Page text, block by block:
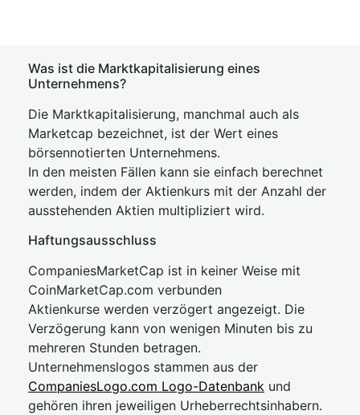
Was ist die Marktkapitalisierung eines
Unternehmens?
Die Marktkapitalisierung, manchmal auch als
Marketcap bezeichnet, ist der Wert eines
börsennotierten Unternehmens.
In den meisten Fällen kann sie einfach berechnet
werden, indem der Aktienkurs mit der Anzahl der
ausstehenden Aktien multipliziert wird.
Haftungsausschluss
CompaniesMarketCap ist in keiner Weise mit
CoinMarketCap.com verbunden
Aktienkurse werden verzögert angezeigt. Die
Verzögerung kann von wenigen Minuten bis zu
mehreren Stunden betragen.
Unternehmenslogos stammen aus der
CompaniesLogo.com Logo-Datenbank und
gehören ihren jeweiligen Urheberrechtsinhabern.